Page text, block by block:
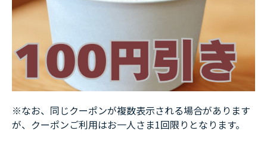
※なお、同じクーポンが複数表示される場合があります
が、クーポンご利用はお一人さま1回限りとなります。